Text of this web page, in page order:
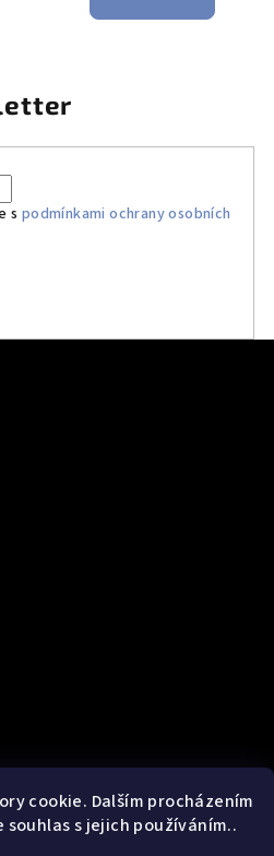
cookie. Dalším procházením
s jejich používáním..
s podmínkami ochrany osobních